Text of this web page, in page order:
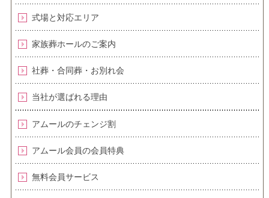
式場と対応エリア
家族葬ホールのご案内
社葬・合同葬・お別れ会
当社が選ばれる理由
アムールのチェンジ割
アムール会員の会員特典
無料会員サービス